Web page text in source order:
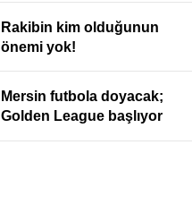
Rakibin kim olduğunun
önemi yok!
Mersin futbola doyacak;
Golden League başlıyor